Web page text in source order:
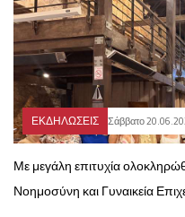
ΕΚΔΗΛΩΣΕΙΣ Σάββατο
Με μεγάλη επιτυχία
Νοημοσύνη και Γυναικεία